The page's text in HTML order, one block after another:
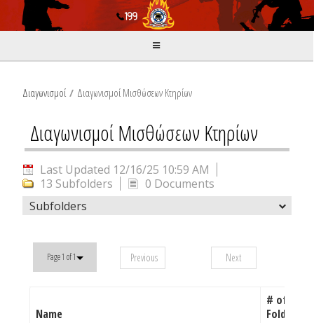
Διαγωνισμοί / Διαγωνισμοί Μισθώσεων Κτηρίων
Διαγωνισμοί Μισθώσεων Κτηρίων
Last Updated 12/16/25 10:59 AM
13 Subfolders
0 Documents
Subfolders
Page 1 of 1 Previous Next
Name
# of
Folders